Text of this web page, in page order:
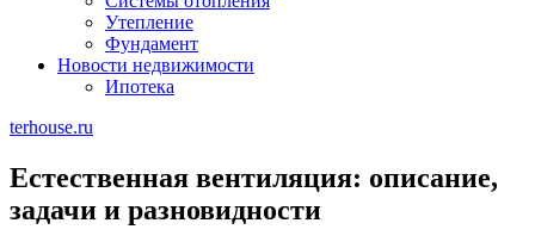
Утепление
Фундамент
Новости недвижимости
Ипотека
terhouse.ru
Естественная вентиляция: описание,
задачи и разновидности